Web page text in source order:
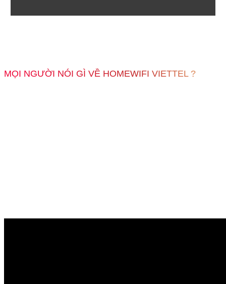
MỌI NGƯỜI NÓI GÌ VỀ HOMEWIFI VIETTEL ?